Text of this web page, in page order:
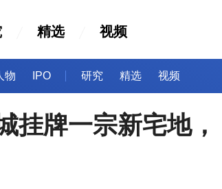
精选 视频
物 IPO 研究 精选 视频
挂牌一宗新宅地，